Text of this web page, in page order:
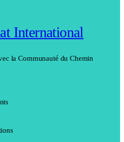
International
la Communauté du Chemin